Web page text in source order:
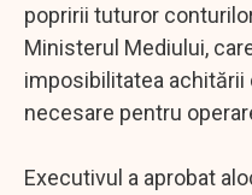
popririi tuturor
Ministerul Mediului,
imposibilitatea
necesare pentru
Executivul a aprobat